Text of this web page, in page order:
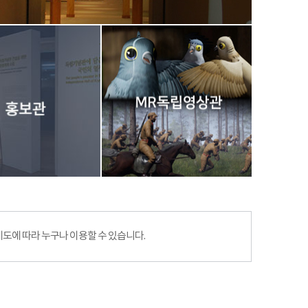
에 따라 누구나 이용할 수 있습니다.